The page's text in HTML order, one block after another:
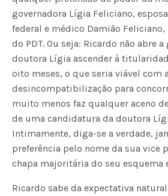
governadora Lígia Feliciano,
federal e médico Damião
do PDT. Ou seja: Ricardo não abre
doutora Lígia ascender à
oito meses, o que seria viável com
desincompatibilização para
muito menos faz qualquer aceno
de uma candidatura da doutora
Intimamente, diga-se a verdade,
preferência pelo nome da sua vice
chapa majoritária do seu esquema
Ricardo sabe da expectativa